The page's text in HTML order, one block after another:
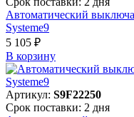
Автоматический
Systeme9
5 105 ₽
В корзинy
Артикул: S9F22250
Срок поставки: 2 дня